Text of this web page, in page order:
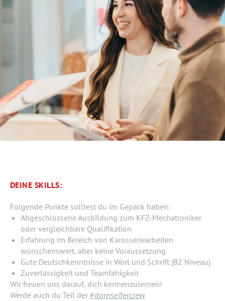
DEINE SKILLS:
Folgende Punkte solltest du im Gepäck haben:
Abgeschlossene Ausbildung zum KFZ-Mechatroniker
oder vergleichbare Qualifikation
Erfahrung im Bereich von Karosseriearbeiten
wünschenswert, aber keine Voraussetzung
Gute Deutschkenntnisse in Wort und Schrift (B2 Niveau)
Zuverlässigkeit und Teamfähigkeit
Wir freuen uns darauf, dich kennenzulernen!
Werde auch du Teil der #dornseifercrew